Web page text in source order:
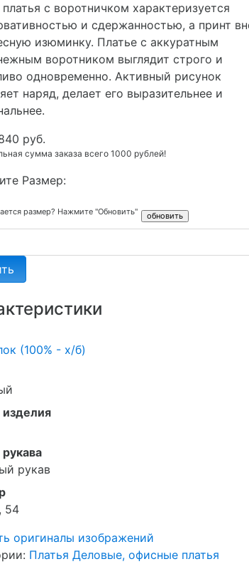
с воротничком характеризуется
и сдержанностью, а принт
изюминку. Платье с аккуратным
воротником выглядит строго и
одновременно. Активный рисунок
наряд, делает его выразительнее и
руб.
сумма заказа всего 1000 рублей!
Размер:
размер? Нажмите "Обновить"
(100% - х/б)
рукав
54
оригиналы изображений
Платья Деловые, офисные платья